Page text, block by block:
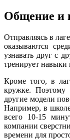
Общение и
Отправляясь в
оказываются
узнавать друг с
тренирует
Кроме того, в
кружке. Поэтому
другие модели
Например, в
всего 10-15
компании
времени для